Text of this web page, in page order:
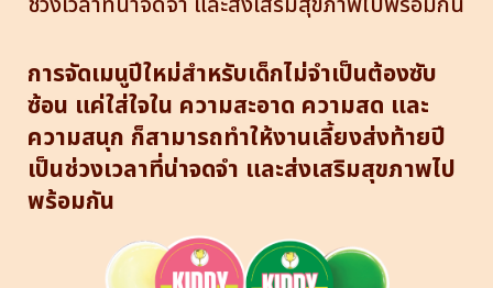
การจัดเมนูปีใหม่สำหรับเด็กไม่จำเป็นต้องซับ
ซ้อน แค่ใส่ใจใน ความสะอาด ความสด และ
ความสนุก ก็สามารถทำให้งานเลี้ยงส่งท้ายปี
เป็นช่วงเวลาที่น่าจดจำ และส่งเสริมสุขภาพไป
พร้อมกัน